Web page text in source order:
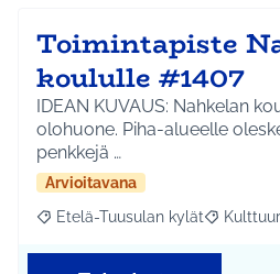
Toimintapiste
koululle #1407
IDEAN KUVAUS: Nahkelan
olohuone. Piha-alueelle
penkkejä …
Arvioitavana
Rajaa tulokset aihepiirin mukaan:
Etelä-Tuusulan kylät Rajaa